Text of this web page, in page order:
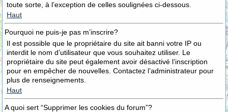
toute sorte, à l’exception de celles soulignées ci-dessous.
Haut
Pourquoi ne puis-je pas m’inscrire?
Il est possible que le propriétaire du site ait banni votre IP ou
interdit le nom d’utilisateur que vous souhaitez utiliser. Le
propriétaire du site peut également avoir désactivé l’inscription
pour en empêcher de nouvelles. Contactez l’administrateur pour
plus de renseignements.
Haut
A quoi sert “Supprimer les cookies du forum”?